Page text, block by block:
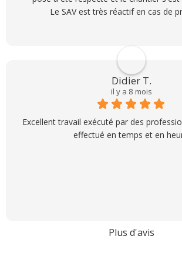
Le SAV est très réactif en cas de
Didier T.
il y a 8 mois
Excellent travail exécuté par des
effectué en temps et en
Plus d'avis